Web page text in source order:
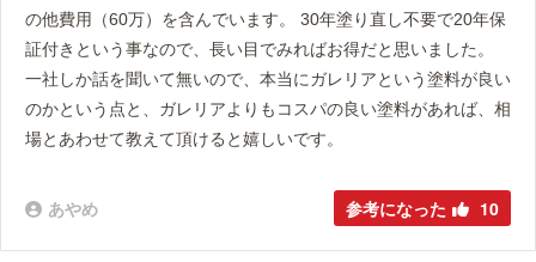
の他費用（60万）を含んでいます。 30年塗り直し不要で20年保
証付きという事なので、長い目でみればお得だと思いました。
一社しか話を聞いて無いので、本当にガレリアという塗料が良い
のかという点と、ガレリアよりもコスパの良い塗料があれば、相
場とあわせて教えて頂けると嬉しいです。
あやめ 参考になった 10